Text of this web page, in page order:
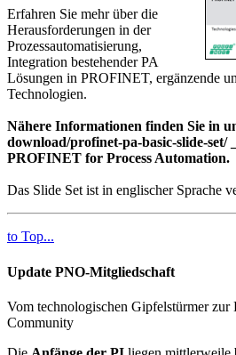
Erfahren Sie mehr über die
Herausforderungen in der
Prozessautomatisierung,
Integration bestehender PA
Lösungen in PROFINET, ergänzende
Technologien.
Nähere Informationen finden Sie in
download/profinet-pa-basic-slide-set/
PROFINET for Process Automation.
Das Slide Set ist in englischer Sprache
to Top...
Update PNO-Mitgliedschaft
Vom technologischen Gipfelstürmer zur
Community